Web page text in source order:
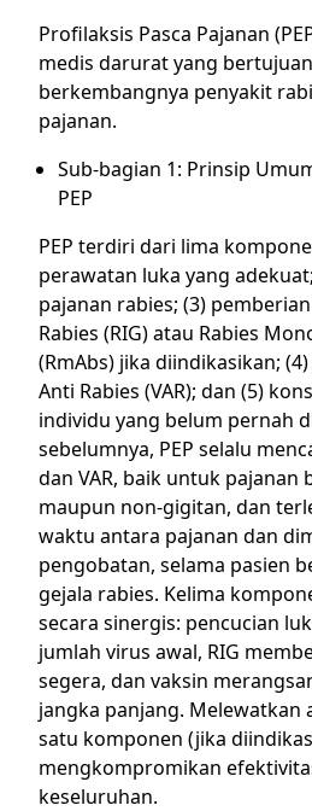
Profilaksis Pasca Pajanan
medis darurat yang
berkembangnya penyakit
pajanan.
Sub-bagian 1: Prinsip
PEP
PEP terdiri dari lima
perawatan luka yang
pajanan rabies; (3)
Rabies (RIG) atau Rabies
(RmAbs) jika diindikasikan;
Anti Rabies (VAR); dan (5)
individu yang belum pernah
sebelumnya, PEP selalu
dan VAR, baik untuk pajanan
maupun non-gigitan, dan
waktu antara pajanan dan
pengobatan, selama pasien
gejala rabies. Kelima
secara sinergis: pencucian
jumlah virus awal, RIG
segera, dan vaksin
jangka panjang. Melewatkan
satu komponen (jika
mengkompromikan
keseluruhan.